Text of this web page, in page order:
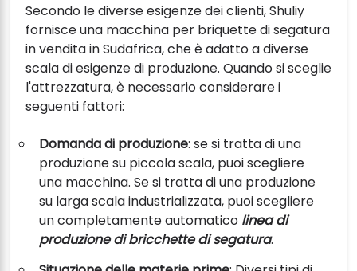
Secondo le diverse esigenze dei clienti, Shuliy
fornisce una macchina per briquette di segatura
in vendita in Sudafrica, che è adatto a diverse
scala di esigenze di produzione. Quando si sceglie
l'attrezzatura, è necessario considerare i
seguenti fattori:
Domanda di produzione: se si tratta di una
produzione su piccola scala, puoi scegliere
una macchina. Se si tratta di una produzione
su larga scala industrializzata, puoi scegliere
un completamente automatico linea di
produzione di bricchette di segatura.